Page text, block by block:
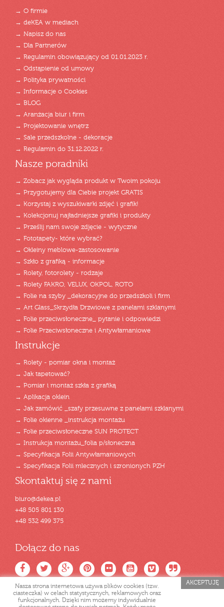
→ O firmie
→ deKEA w mediach
→ Napisz do nas
→ Dla Partnerów
→ Regulamin obowiązujący od 01.01.2023 r.
→ Odstąpienie od umowy
→ Polityka prywatności
→ Informacje o Cookies
→ BLOG
→ Aranżacja biur i firm
→ Projektowanie wnętrz
→ Sale przedszkolne - dekoracje
→ Regulamin do 31.12.2022 r.
Nasze poradniki
→ Zobacz jak wygląda produkt w Twoim pokoju
→ Przygotujemy dla Ciebie projekt GRATIS
→ Korzystaj z wyszukiwarki zdjęć i grafik!
→ Kolekcjonuj najładniejsze grafiki i produkty
→ Prześlij nam swoje zdjęcie - wytyczne
→ Fototapety- które wybrać?
→ Okleiny meblowe-zastosowanie
→ Szkło z grafiką - informacje
→ Rolety, fotorolety - rodzaje
→ Rolety FAKRO, VELUX, OKPOL, ROTO
→ Folie na szyby _dekoracyjne do przedszkoli i firm
→ Art Glass_Skrzydła Drzwiowe z panelami szklanymi
→ Folie przeciwsłoneczne_ pytanie i odpowiedzi
→ Folie Przeciwsłoneczne i Antywłamaniowe
Instrukcje
→ Rolety - pomiar okna i montaż
→ Jak tapetować?
→ Pomiar i montaż szkła z grafiką
→ Aplikacja oklein
→ Jak zamówić _szafy przesuwne z panelami szklanymi
→ Folie okienne _instrukcja montażu
→ Folie przeciwsłoneczne SUN PROTECT
→ Instrukcja montażu_folia p/słoneczna
→ Specyfikacja Folii Antywłamaniowych
→ Specyfikacja Folii mlecznych i szronionych PZH
Skontaktuj się z nami
biuro@dekea.pl
+48 505 801 130
+48 532 499 375
Dołącz do nas
Nasza strona internetowa używa plików cookies (tzw.
ciasteczka) w celach statystycznych, reklamowych oraz
funkcjonalnych. Dzięki nim możemy indywidualnie
AKCEPTUJĘ